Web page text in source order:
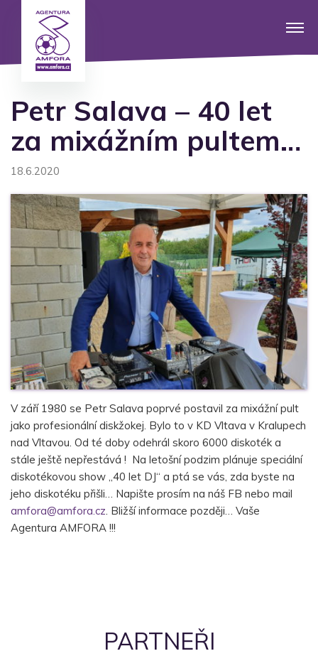
Petr Salava – 40 let
za mixážním pultem…
18.6.2020
V září 1980 se Petr Salava poprvé postavil za mixážní pult
jako profesionální diskžokej. Bylo to v KD Vltava v Kralupech
nad Vltavou. Od té doby odehrál skoro 6000 diskoték a
stále ještě nepřestává ! Na letošní podzim plánuje speciální
diskotékovou show „40 let DJ“ a ptá se vás, zda byste na
jeho diskotéku přišli… Napište prosím na náš FB nebo mail
amfora@amfora.cz . Bližší informace později… Vaše
Agentura AMFORA !!!
PARTNEŘI